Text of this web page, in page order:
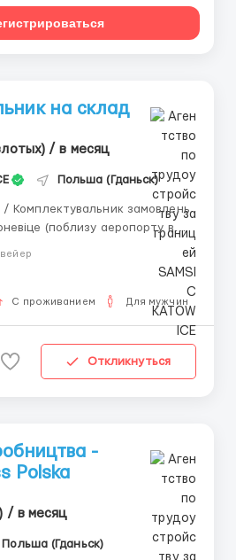
на склад
/ в месяц
Польша (Гданьск)
/ Комплектувальник замовлень
(поблизу аеропорту в
Робота зі сканером;
візками для переміщен...
С проживанием Для мужчин
Откликнуться
-
Polska
/ в месяц
Польша (Гданьск)